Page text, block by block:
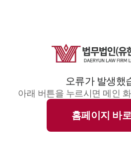
오류가 발생했
아래 버튼을 누르시면 메인
홈페이지 바